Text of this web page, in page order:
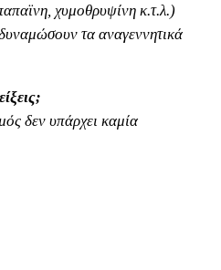
χυμοθρυψίνη κ.τ.λ.)
τα αναγεννητικά
δεν υπάρχει καμία